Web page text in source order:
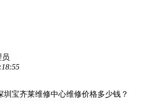
员
圳宝齐莱维修中心维修价格多少钱？